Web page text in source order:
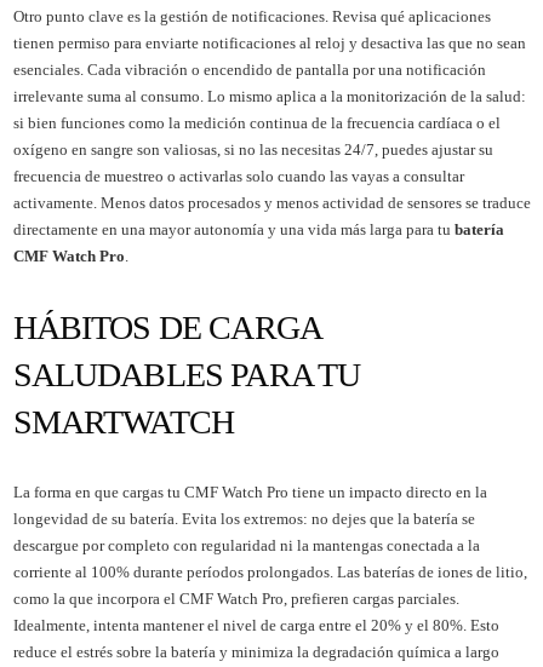
Otro punto clave es la gestión de notificaciones. Revisa qué aplicaciones
tienen permiso para enviarte notificaciones al reloj y desactiva las que no sean
esenciales. Cada vibración o encendido de pantalla por una notificación
irrelevante suma al consumo. Lo mismo aplica a la monitorización de la salud:
si bien funciones como la medición continua de la frecuencia cardíaca o el
oxígeno en sangre son valiosas, si no las necesitas 24/7, puedes ajustar su
frecuencia de muestreo o activarlas solo cuando las vayas a consultar
activamente. Menos datos procesados y menos actividad de sensores se traduce
directamente en una mayor autonomía y una vida más larga para tu batería
CMF Watch Pro
HÁBITOS DE CARGA
SALUDABLES PARA TU
SMARTWATCH
La forma en que cargas tu CMF Watch Pro tiene un impacto directo en la
longevidad de su batería. Evita los extremos: no dejes que la batería se
descargue por completo con regularidad ni la mantengas conectada a la
corriente al 100% durante períodos prolongados. Las baterías de iones de litio,
como la que incorpora el CMF Watch Pro, prefieren cargas parciales.
Idealmente, intenta mantener el nivel de carga entre el 20% y el 80%. Esto
reduce el estrés sobre la batería y minimiza la degradación química a largo